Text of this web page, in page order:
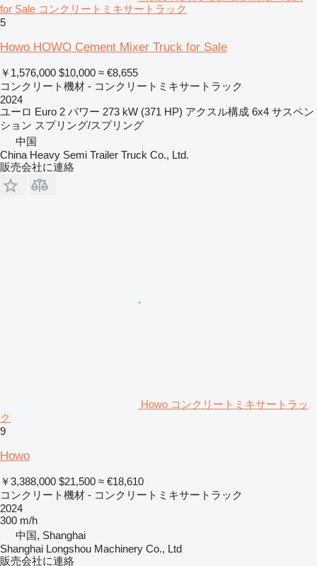
for Sale コンクリートミキサートラック
5
Howo HOWO Cement Mixer Truck for Sale
￥1,576,000 $10,000 ≈ €8,655
コンクリート機材 - コンクリートミキサートラック
2024
ユーロ Euro 2 パワー 273 kW (371 HP) アクスル構成 6x4 サスペン
ション スプリング/スプリング
中国
China Heavy Semi Trailer Truck Co., Ltd.
販売会社に連絡
Howo コンクリートミキサートラッ
ク
9
Howo
￥3,388,000 $21,500 ≈ €18,610
コンクリート機材 - コンクリートミキサートラック
2024
300 m/h
中国, Shanghai
Shanghai Longshou Machinery Co., Ltd
販売会社に連絡